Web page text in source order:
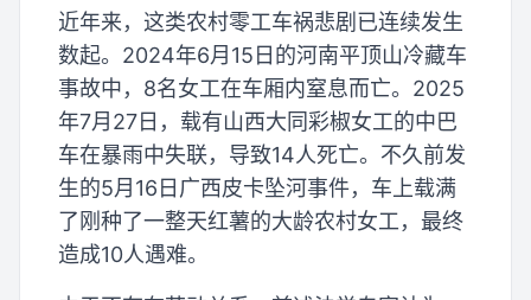
近年来，这类农村零工车祸悲剧已连续发生
数起。2024年6月15日的河南平顶山冷藏车
事故中，8名女工在车厢内窒息而亡。2025
年7月27日，载有山西大同彩椒女工的中巴
车在暴雨中失联，导致14人死亡。不久前发
生的5月16日广西皮卡坠河事件，车上载满
了刚种了一整天红薯的大龄农村女工，最终
造成10人遇难。